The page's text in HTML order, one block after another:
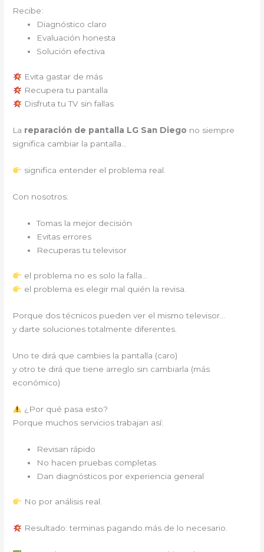
Recibe:
Diagnóstico claro
Evaluación honesta
Solución efectiva
Evita gastar de más
Recupera tu pantalla
Disfruta tu TV sin fallas
La reparación de pantalla LG San Diego no siempre
significa cambiar la pantalla…
significa entender el problema real.
Con nosotros:
Tomas la mejor decisión
Evitas errores
Recuperas tu televisor
el problema no es solo la falla…
el problema es elegir mal quién la revisa.
Porque dos técnicos pueden ver el mismo televisor…
y darte soluciones totalmente diferentes.
Uno te dirá que cambies la pantalla (caro)
y otro te dirá que tiene arreglo sin cambiarla (más
económico)
¿Por qué pasa esto?
Porque muchos servicios trabajan así:
Revisan rápido
No hacen pruebas completas
Dan diagnósticos por experiencia general
No por análisis real.
Resultado: terminas pagando más de lo necesario.